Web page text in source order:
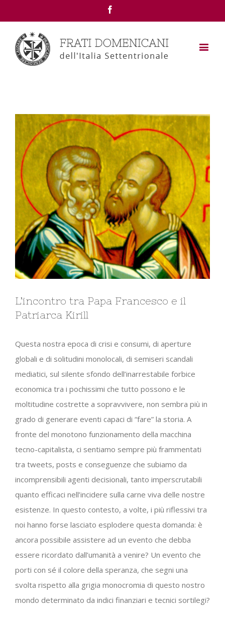
View
Larger
Image
L’incontro tra Papa Francesco e il
Patriarca Kirill
Questa nostra epoca di crisi e consumi, di aperture
globali e di solitudini monolocali, di semiseri scandali
mediatici, sul silente sfondo dell’inarrestabile forbice
economica tra i pochissimi che tutto possono e le
moltitudine costrette a sopravvivere, non sembra più in
grado di generare eventi capaci di “fare” la storia. A
fronte del monotono funzionamento della macchina
tecno-capitalista, ci sentiamo sempre più frammentati
tra tweets, posts e conseguenze che subiamo da
incomprensibili agenti decisionali, tanto imperscrutabili
quanto efficaci nell’incidere sulla carne viva delle nostre
esistenze. In questo contesto, a volte, i più riflessivi tra
noi hanno forse lasciato esplodere questa domanda: è
ancora possibile assistere ad un evento che debba
essere ricordato dall’umanità a venire? Un evento che
porti con sé il colore della speranza, che segni una
svolta rispetto alla grigia monocromia di questo nostro
mondo determinato da indici finanziari e tecnici sortilegi?